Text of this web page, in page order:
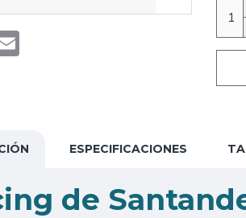
Email
ESPECIFICACIONES
de